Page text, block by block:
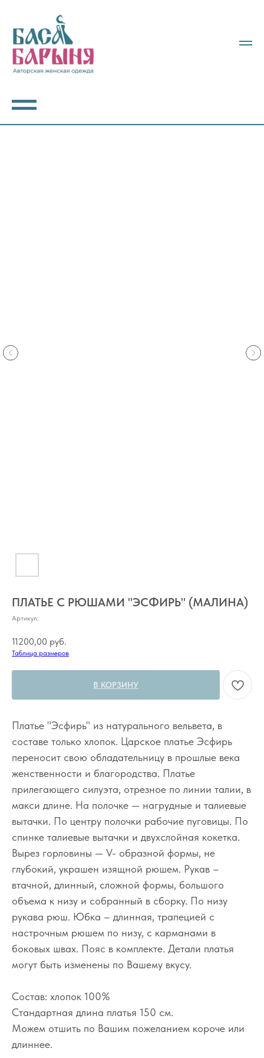
ПЛАТЬЕ С РЮШАМИ "ЭСФИРЬ" (МАЛИНА)
Артикул:
11200,00 руб.
Таблица размеров
В КОРЗИНУ
Платье "Эсфирь" из натурального вельвета, в
составе только хлопок. Царское платье Эсфирь
переносит свою обладательницу в прошлые века
женственности и благородства. Платье
прилегающего силуэта, отрезное по линии талии, в
макси длине. На полочке — нагрудные и талиевые
вытачки. По центру полочки рабочие пуговицы. По
спинке талиевые вытачки и двухслойная кокетка.
Вырез горловины — V- образной формы, не
глубокий, украшен изящной рюшем. Рукав –
втачной, длинный, сложной формы, большого
объема к низу и собранный в сборку. По низу
рукава рюш. Юбка – длинная, трапецией с
настрочным рюшем по низу, с карманами в
боковых швах. Пояс в комплекте. Детали платья
могут быть изменены по Вашему вкусу.
Состав: хлопок 100%
Стандартная длина платья 150 см.
Можем отшить по Вашим пожеланием короче или
длиннее.